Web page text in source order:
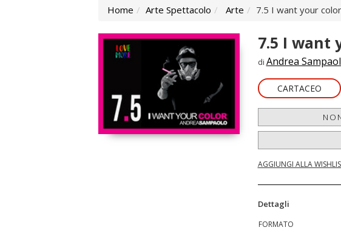
Home Arte Spettacolo Arte 7.5 I want your color
7.5 I want
di Andrea
CARTACEO
AGGIUNGI ALLA
Dettagli
FORMATO